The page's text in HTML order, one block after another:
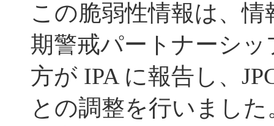
この脆弱性情報は、
期警戒パートナーシ
方が IPA に報告し、
との調整を行いました